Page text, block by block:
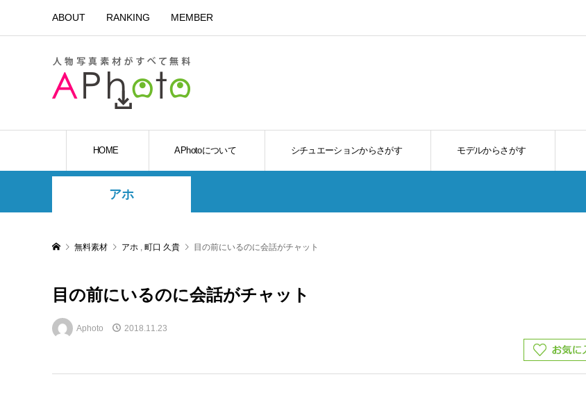
ABOUT RANKING MEMBER
HOME APhotoについて シチュエーションからさがす モデルからさがす
アホ
無料素材 アホ , 町口 久貴 目の前にいるのに会話がチャット
目の前にいるのに会話がチャット
Aphoto 2018.11.23